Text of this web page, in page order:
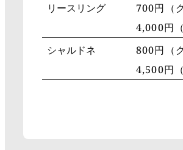
リースリング
700円（
4,000円
シャルドネ
800円（
4,500円